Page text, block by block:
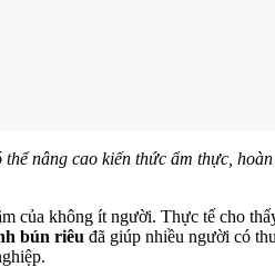
nâng cao kiến thức ẩm thực,
của không ít người. Thực tế cho
bún riêu đã giúp nhiều người có